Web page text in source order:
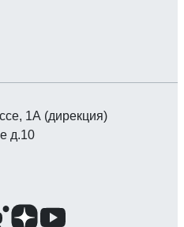
1А (дирекция)
д.10